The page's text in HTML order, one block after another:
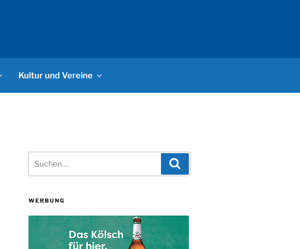
Kultur und Vereine
nach:
WERBUNG